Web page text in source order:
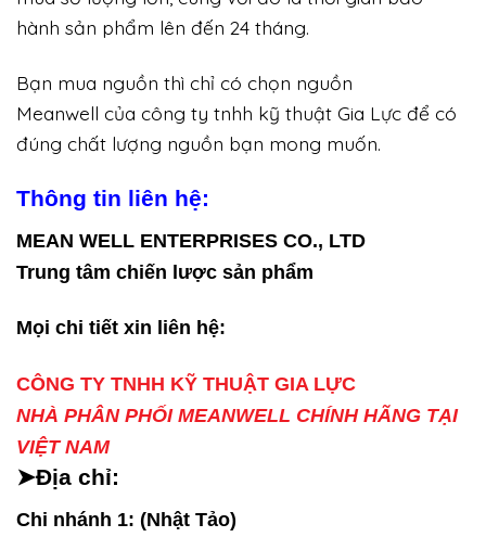
hành sản phẩm lên đến 24 tháng.
Bạn mua nguồn thì chỉ có chọn nguồn
Meanwell của công ty tnhh kỹ thuật Gia Lực để có
đúng chất lượng nguồn bạn mong muốn.
Thông tin liên hệ:
MEAN WELL ENTERPRISES CO., LTD
Trung tâm chiến lược sản phẩm
Mọi chi tiết xin liên hệ:
CÔNG TY TNHH KỸ THUẬT GIA LỰC
NHÀ PHÂN PHỐI MEANWELL CHÍNH HÃNG TẠI
VIỆT NAM
➤Địa chỉ:
Chi nhánh 1: (Nhật Tảo)